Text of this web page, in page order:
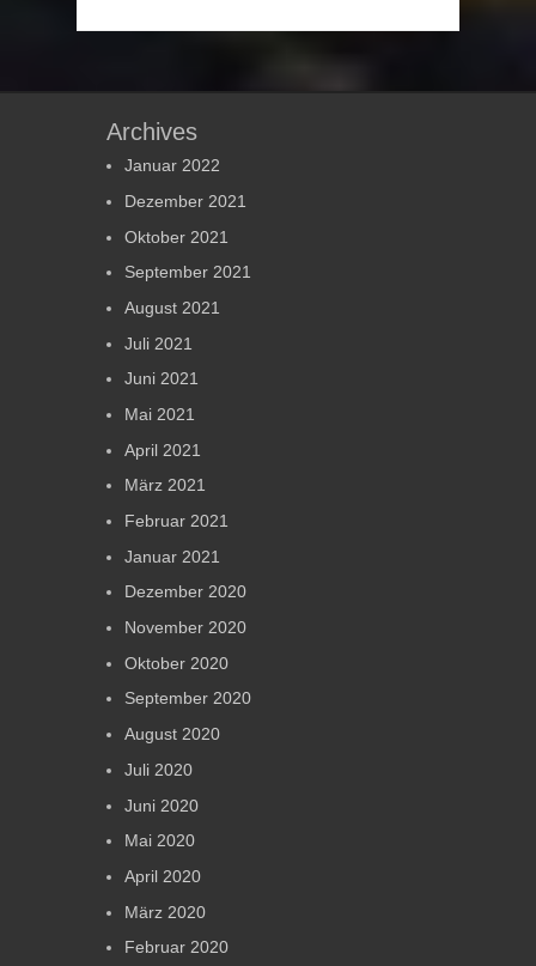
Archives
Januar 2022
Dezember 2021
Oktober 2021
September 2021
August 2021
Juli 2021
Juni 2021
Mai 2021
April 2021
März 2021
Februar 2021
Januar 2021
Dezember 2020
November 2020
Oktober 2020
September 2020
August 2020
Juli 2020
Juni 2020
Mai 2020
April 2020
März 2020
Februar 2020